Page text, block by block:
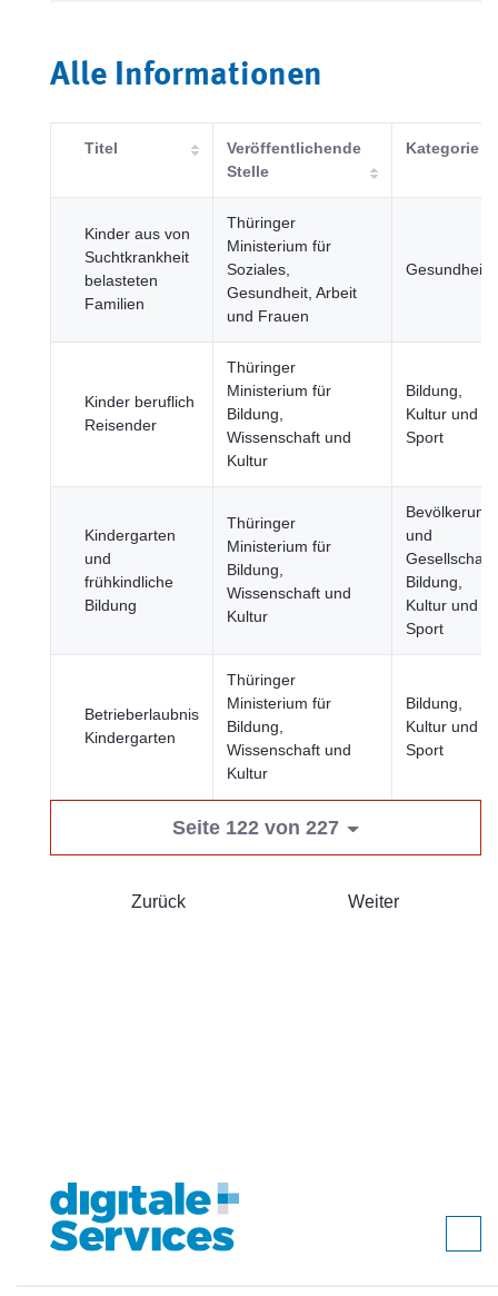
Alle Informationen
Titel
Veröffentlichende
Stelle
Kategorie
Kinder aus von
Suchtkrankheit
belasteten
Familien
Thüringer
Ministerium für
Soziales,
Gesundheit, Arbeit
und Frauen
Gesundheit
Kinder beruflich
Reisender
Thüringer
Ministerium für
Bildung,
Wissenschaft und
Kultur
Bildung,
Kultur und
Sport
Kindergarten
und
frühkindliche
Bildung
Thüringer
Ministerium für
Bildung,
Wissenschaft und
Kultur
Bevölkerung
und
Gesellschaft,
Bildung,
Kultur und
Sport
Betrieberlaubnis
Kindergarten
Thüringer
Ministerium für
Bildung,
Wissenschaft und
Kultur
Bildung,
Kultur und
Sport
Seite 122 von 227
Zurück Weiter